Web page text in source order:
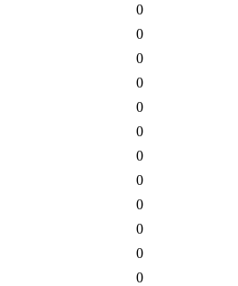
0
0
0
0
0
0
0
0
0
0
0
0